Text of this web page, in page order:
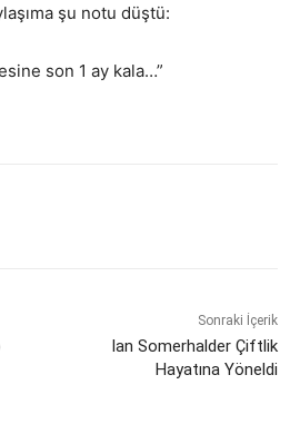
şu notu düştü:
son 1 ay kala…”
Sonraki İçerik
Ian Somerhalder Çiftlik
Hayatına Yöneldi